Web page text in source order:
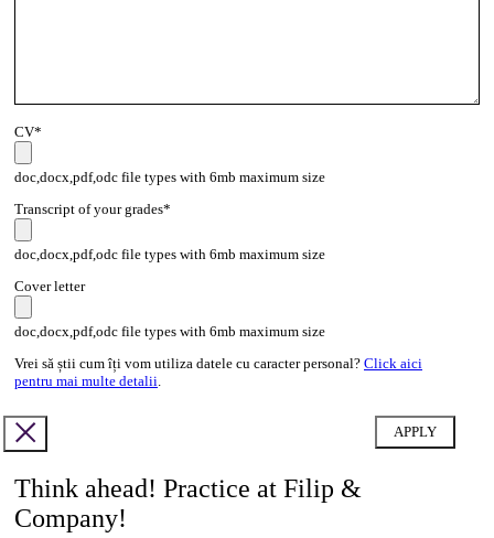
CV*
doc,docx,pdf,odc file types with 6mb maximum size
Transcript of your grades*
doc,docx,pdf,odc file types with 6mb maximum size
Cover letter
doc,docx,pdf,odc file types with 6mb maximum size
Vrei să știi cum îți vom utiliza datele cu caracter personal? Click aici
pentru mai multe detalii
Think ahead! Practice at Filip &
Company!